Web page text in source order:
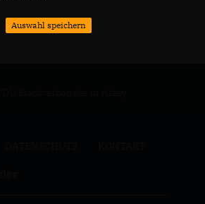
Auswahl speichern